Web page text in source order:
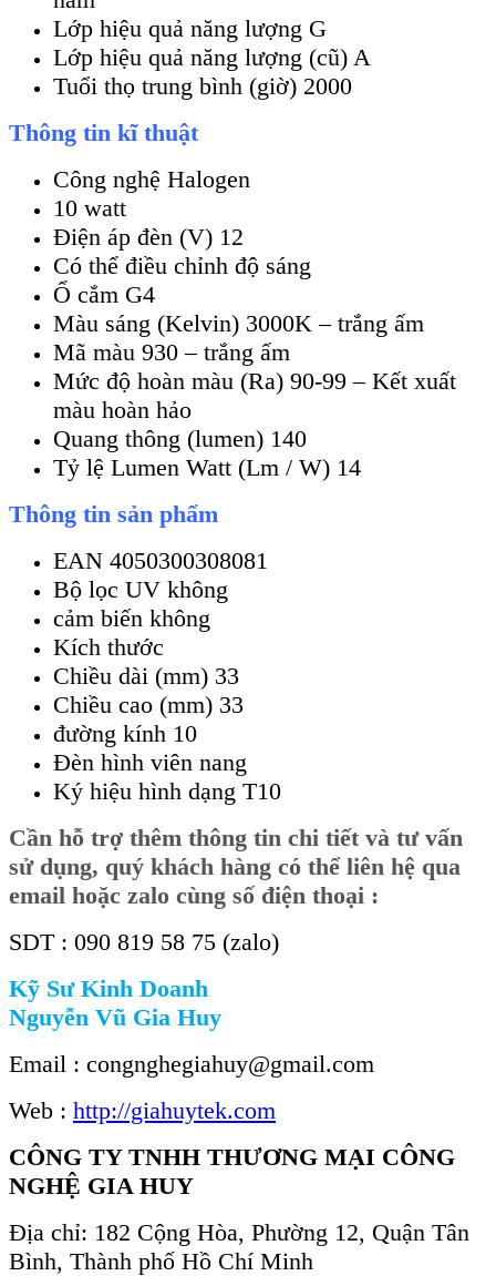
Lớp hiệu quả năng lượng G
Lớp hiệu quả năng lượng (cũ) A
Tuổi thọ trung bình (giờ) 2000
Thông tin kĩ thuật
Công nghệ Halogen
10 watt
Điện áp đèn (V) 12
Có thể điều chỉnh độ sáng
Ổ cắm G4
Màu sáng (Kelvin) 3000K – trắng ấm
Mã màu 930 – trắng ấm
Mức độ hoàn màu (Ra) 90-99 – Kết xuất
màu hoàn hảo
Quang thông (lumen) 140
Tỷ lệ Lumen Watt (Lm / W) 14
Thông tin sản phẩm
EAN 4050300308081
Bộ lọc UV không
cảm biến không
Kích thước
Chiều dài (mm) 33
Chiều cao (mm) 33
đường kính 10
Đèn hình viên nang
Ký hiệu hình dạng T10
Cần hỗ trợ thêm thông tin chi tiết và tư vấn
sử dụng, quý khách hàng có thể liên hệ qua
email hoặc zalo cùng số điện thoại :
SDT : 090 819 58 75 (zalo)
Kỹ Sư Kinh Doanh
Nguyễn Vũ Gia Huy
Email : congnghegiahuy@gmail.com
Web : http://giahuytek.com
CÔNG TY TNHH THƯƠNG MẠI CÔNG
NGHỆ GIA HUY
Địa chỉ: 182 Cộng Hòa, Phường 12, Quận Tân
Bình, Thành phố Hồ Chí Minh